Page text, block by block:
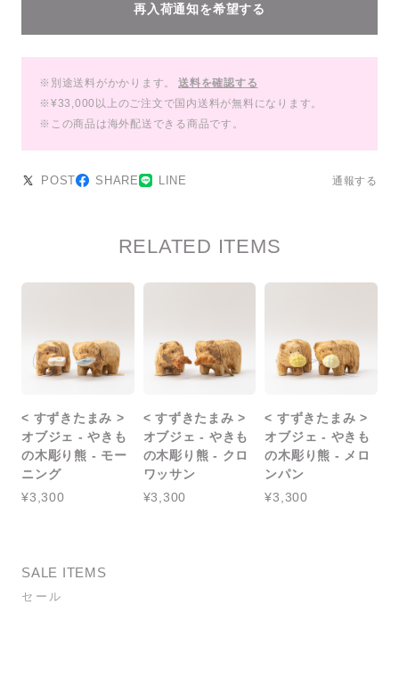
再入荷通知を希望する
※別途送料がかかります。
送料を確認する
※¥33,000以上のご注文で国内送料が無料になります。
※この商品は海外配送できる商品です。
POST SHARE LINE 通報する
RELATED ITEMS
< すずきたまみ >
オブジェ - やきも
の木彫り熊 - モー
ニング
¥3,300
< すずきたまみ >
オブジェ - やきも
の木彫り熊 - クロ
ワッサン
¥3,300
< すずきたまみ >
オブジェ - やきも
の木彫り熊 - メロ
ンパン
¥3,300
SALE ITEMS
セール